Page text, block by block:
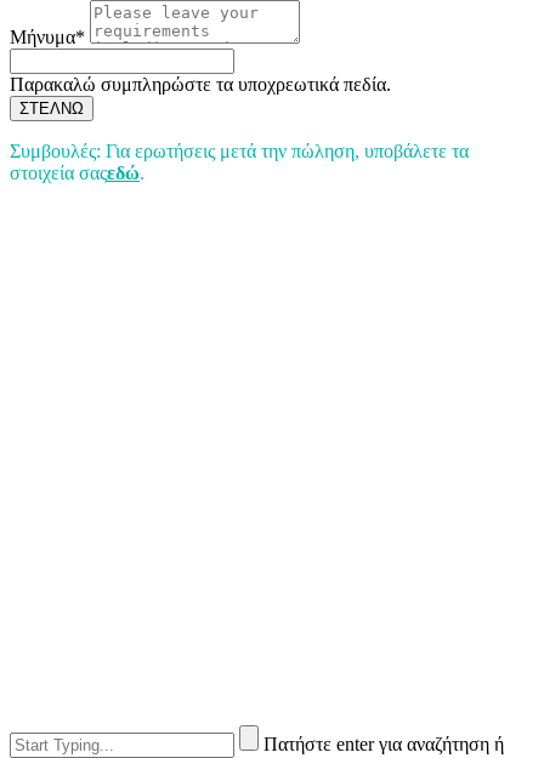
Μήνυμα*
Παρακαλώ συμπληρώστε τα υποχρεωτικά πεδία.
ΣΤΕΛΝΩ
Συμβουλές: Για ερωτήσεις μετά την πώληση, υποβάλετε τα
στοιχεία σαςεδώ.
Πατήστε enter για αναζήτηση ή